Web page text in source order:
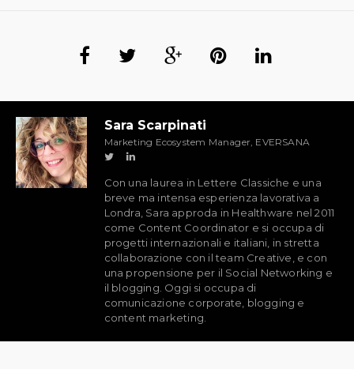
Sara Scarpinati
Marketing Ecosystem Manager, EVERSANA
Con una laurea in Lettere Classiche e una
breve ma intensa esperienza lavorativa a
Londra, Sara approda in Healthware nel 2011
come Content Coordinator e si occupa di
progetti internazionali e italiani, in stretta
collaborazione con il team Creative, e con
una propensione per il Social Networking e
il blogging. Oggi si occupa di
comunicazione corporate, blogging e
content marketing.